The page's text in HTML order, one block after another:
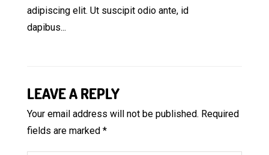
adipiscing elit. Ut suscipit odio ante, id
dapibus...
LEAVE A REPLY
Your email address will not be published. Required
fields are marked *